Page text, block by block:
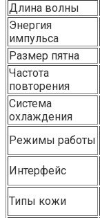
Длина волны
Энергия
импульса
Размер пятна
Частота
повторения
Система
охлаждения
Режимы работы
Интерфейс
Типы кожи